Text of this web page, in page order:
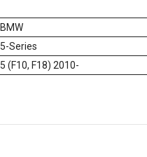
BMW
5-Series
5 (F10, F18) 2010-